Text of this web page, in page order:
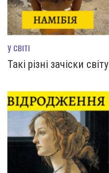
У СВІТІ
Такі різні зачіски світу